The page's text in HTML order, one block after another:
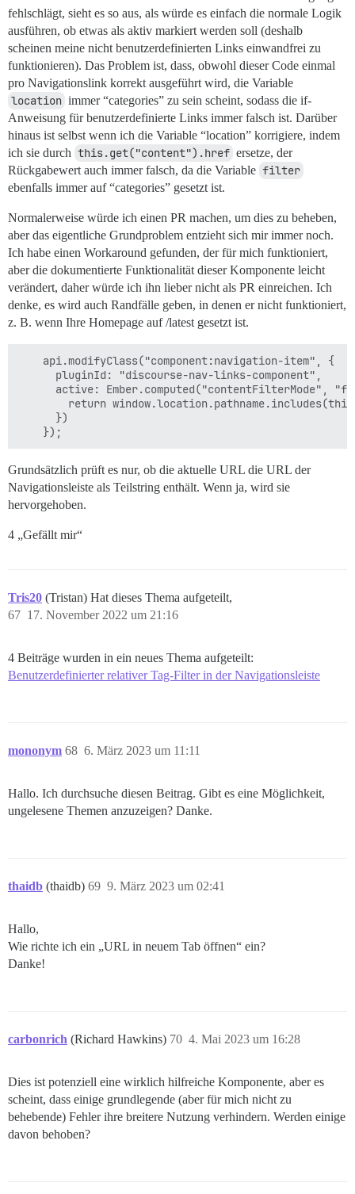
fehlschlägt, sieht es so aus, als würde es einfach die normale Logik
ausführen, ob etwas als aktiv markiert werden soll (deshalb
scheinen meine nicht benutzerdefinierten Links einwandfrei zu
funktionieren). Das Problem ist, dass, obwohl dieser Code einmal
pro Navigationslink korrekt ausgeführt wird, die Variable
location immer “categories” zu sein scheint, sodass die if-
Anweisung für benutzerdefinierte Links immer falsch ist. Darüber
hinaus ist selbst wenn ich die Variable “location” korrigiere, indem
ich sie durch this.get("content").href ersetze, der
Rückgabewert auch immer falsch, da die Variable filter
ebenfalls immer auf “categories” gesetzt ist.
Normalerweise würde ich einen PR machen, um dies zu beheben,
aber das eigentliche Grundproblem entzieht sich mir immer noch.
Ich habe einen Workaround gefunden, der für mich funktioniert,
aber die dokumentierte Funktionalität dieser Komponente leicht
verändert, daher würde ich ihn lieber nicht als PR einreichen. Ich
denke, es wird auch Randfälle geben, in denen er nicht funktioniert,
z. B. wenn Ihre Homepage auf /latest gesetzt ist.
    api.modifyClass("component:navigation-item", {
      pluginId: "discourse-nav-links-component",
active: Ember.computed("contentFilterMode",
return
      })
Grundsätzlich prüft es nur, ob die aktuelle URL die URL der
Navigationsleiste als Teilstring enthält. Wenn ja, wird sie
hervorgehoben.
4 „Gefällt mir“
Tris20 (Tristan) Hat dieses Thema aufgeteilt,
17. November 2022 um 21:16
67
4 Beiträge wurden in ein neues Thema aufgeteilt:
Benutzerdefinierter relativer Tag-Filter in der Navigationsleiste
mononym 6. März 2023 um 11:11
68
Hallo. Ich durchsuche diesen Beitrag. Gibt es eine Möglichkeit,
ungelesene Themen anzuzeigen? Danke.
thaidb (thaidb) 9. März 2023 um 02:41
69
Hallo,
Wie richte ich ein „URL in neuem Tab öffnen“ ein?
Danke!
carbonrich (Richard Hawkins) 4. Mai 2023 um 16:28
70
Dies ist potenziell eine wirklich hilfreiche Komponente, aber es
scheint, dass einige grundlegende (aber für mich nicht zu
behebende) Fehler ihre breitere Nutzung verhindern. Werden einige
davon behoben?